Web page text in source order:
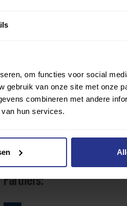
om functies voor social
gebruik van onze site met onze
combineren met andere
hun services.
Partners: